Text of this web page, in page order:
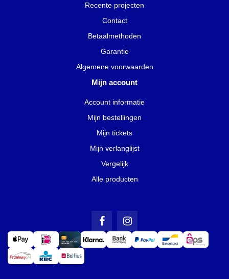
Recente projecten
Contact
Betaalmethoden
Garantie
Algemene voorwaarden
Mijn account
Account informatie
Mijn bestellingen
Mijn tickets
Mijn verlanglijst
Vergelijk
Alle producten